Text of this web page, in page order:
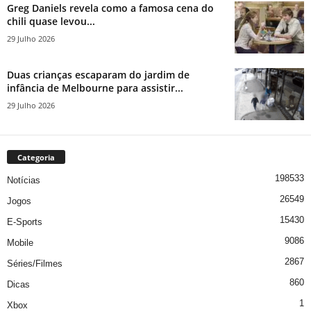
Greg Daniels revela como a famosa cena do
chili quase levou...
29 Julho 2026
Duas crianças escaparam do jardim de
infância de Melbourne para assistir...
29 Julho 2026
Categoria
Notícias 198533
Jogos 26549
E-Sports 15430
Mobile 9086
Séries/Filmes 2867
Dicas 860
Xbox 1